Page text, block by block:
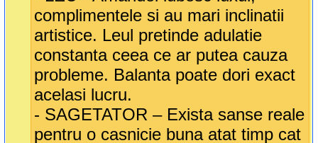
complimentele si au mari inclinatii
artistice. Leul pretinde adulatie
constanta ceea ce ar putea cauza
probleme. Balanta poate dori exact
acelasi lucru.
- SAGETATOR – Exista sanse reale
pentru o casnicie buna atat timp cat